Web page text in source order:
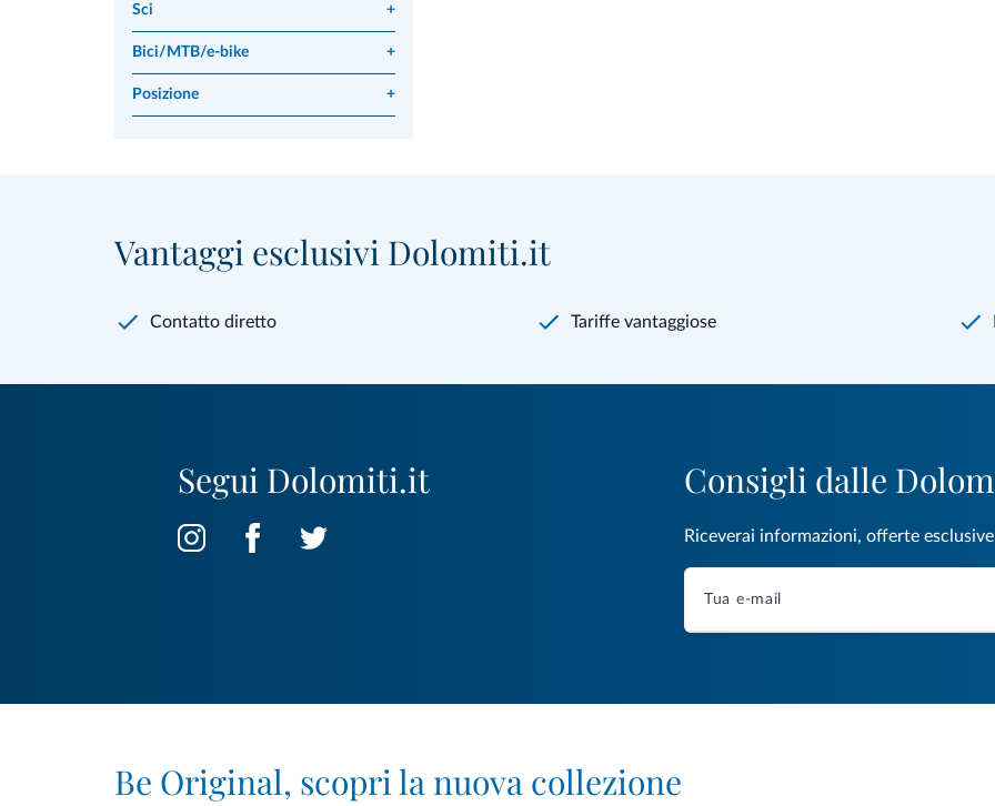
Sci +
Bici/MTB/e-bike +
Posizione +
Vantaggi esclusivi Dolomiti.it
Contatto diretto Tariffe vantaggiose
Segui Dolomiti.it Consigli dalle
Riceverai informazioni, offerte
Be Original, scopri la nuova collezione